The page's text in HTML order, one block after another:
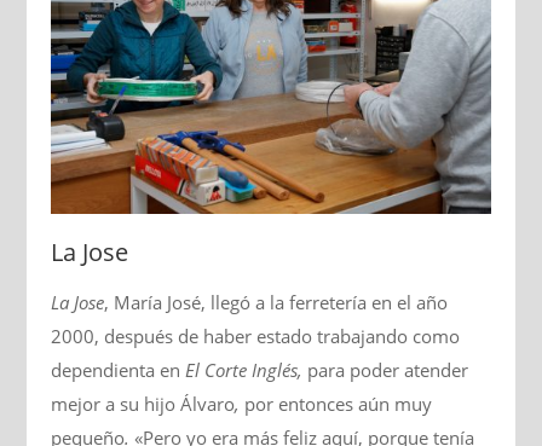
La Jose
La Jose, María José, llegó a la ferretería en el año
2000, después de haber estado trabajando como
dependienta enEl Corte Inglés, para poder atender
mejor a su hijo Álvaro, por entonces aún muy
pequeño. «Pero yo era más feliz aquí, porque tenía